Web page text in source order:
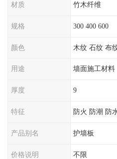
材质 竹木纤维
规格 300 400 600
颜色 木纹 石纹 布
用途 墙面施工材料
厚度 9
特征 防火 防潮 防
产品别名 护墙板
价格说明 不限